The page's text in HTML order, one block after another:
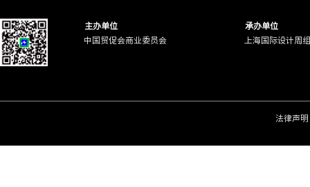
主办单位
承办单位
中国贸促会商业委员会
上海国际设计周
法律声